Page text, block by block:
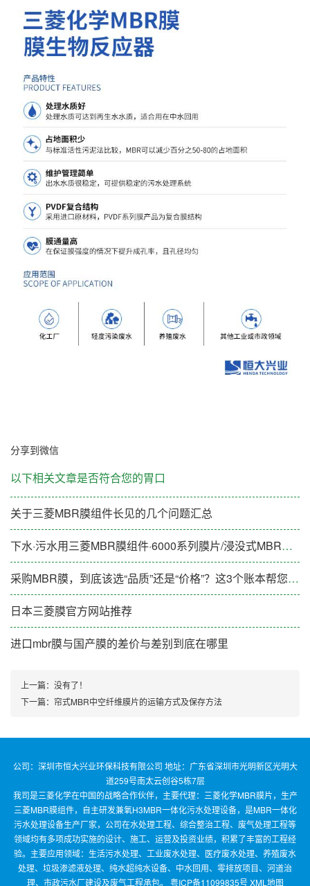
分享到微信
以下相关文章是否符合您的胃口
关于三菱MBR膜组件长见的几个问题汇总
下水·污水用三菱MBR膜组件·6000系列膜片/浸没式MBR膜片
采购MBR膜，到底该选“品质”还是“价格”？这3个账本帮您算清楚
日本三菱膜官方网站推荐
进口mbr膜与国产膜的差价与差别到底在哪里
上一篇：没有了！
下一篇： 帘式MBR中空纤维膜片的运输方式及保存方法
公司：深圳市恒大兴业环保科技有限公司 地址：广东省深圳市光明新区光明大
道259号南太云创谷5栋7层
我司是三菱化学在中国的战略合作伙伴，主要代理：三菱化学MBR膜片，生产
三菱MBR膜组件，自主研发兼氧H3MBR一体化污水处理设备，是MBR一体化
污水处理设备生产厂家，公司在水处理工程、综合整治工程、废气处理工程等
领域均有多项成功实施的设计、施工、运营及投资业绩，积累了丰富的工程经
验。主要应用领域：生活污水处理、工业废水处理、医疗废水处理、养殖废水
处理、垃圾渗滤液处理、纯水超纯水设备、中水回用、零排放项目、河道治
理、市政污水厂建设及废气工程承包。 粤ICP备11099835号 XML地图